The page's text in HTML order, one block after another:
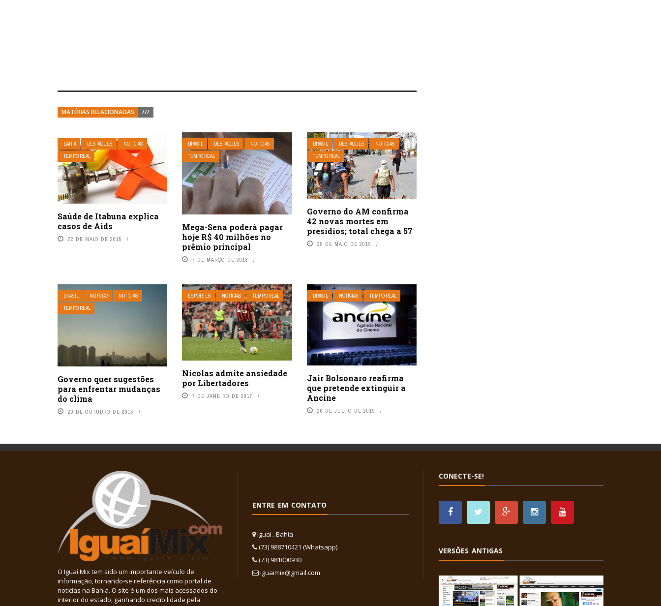
MATÉRIAS RELACIONADAS ///
BAHIA DESTAQUES
NOTÍCIAS
TEMPO REAL
Saúde de Itabuna explica
casos de Aids
22 DE MAIO DE 2015
BRASIL DESTAQUES
NOTÍCIAS
TEMPO REAL
Mega-Sena poderá pagar
hoje R$ 40 milhões no
prêmio principal
7 DE MARÇO DE 2018
BRASIL DESTAQUES
NOTÍCIAS
TEMPO REAL
Governo do AM confirma
42 novas mortes em
presídios; total chega a 57
28 DE MAIO DE 2019
BRASIL NO FOCO
NOTÍCIAS
TEMPO REAL
Governo quer sugestões
para enfrentar mudanças
do clima
20 DE OUTUBRO DE 2015
ESPORTES NOTÍCIAS TEMPO REAL
Nicolas admite ansiedade
por Libertadores
7 DE JANEIRO DE 2017
BRASIL NOTÍCIAS TEMPO REAL
Jair Bolsonaro reafirma
que pretende extinguir a
Ancine
26 DE JULHO DE 2019
O Iguaí Mix tem sido um importante veículo de
informação, tornando-se referência como portal de
notícias na Bahia. O site é um dos mais acessados do
interior do estado, ganhando credibilidade pela
ENTRE EM CONTATO
Iguaí . Bahia
(73) 988710421 (Whatsapp)
(73) 981000930
iguaimix@gmail.com
CONECTE-SE!
VERSÕES ANTIGAS